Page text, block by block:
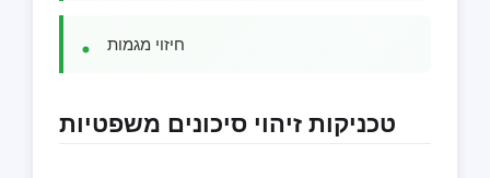
חיזוי מגמות
טכניקות זיהוי סיכונים משפטיות